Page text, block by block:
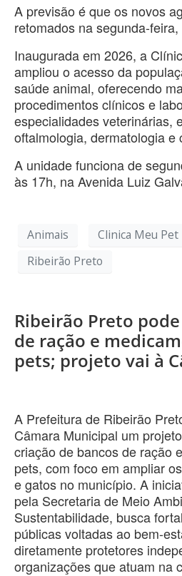
A previsão é que os novos
retomados na segunda-
Inaugurada em 2026, a
ampliou o acesso da
saúde animal, oferecendo
procedimentos clínicos e
especialidades veterinárias,
oftalmologia, dermatologia e
A unidade funciona de
às 17h, na Avenida Luiz
Animais Clinica Meu Pet
Ribeirão Preto
Ribeirão Preto
de ração e
pets; projeto vai à
A Prefeitura de Ribeirão
Câmara Municipal um
criação de bancos de ração
pets, com foco em ampliar
e gatos no município. A
pela Secretaria de Meio
Sustentabilidade, busca
públicas voltadas ao bem-
diretamente protetores
organizações que atuam na